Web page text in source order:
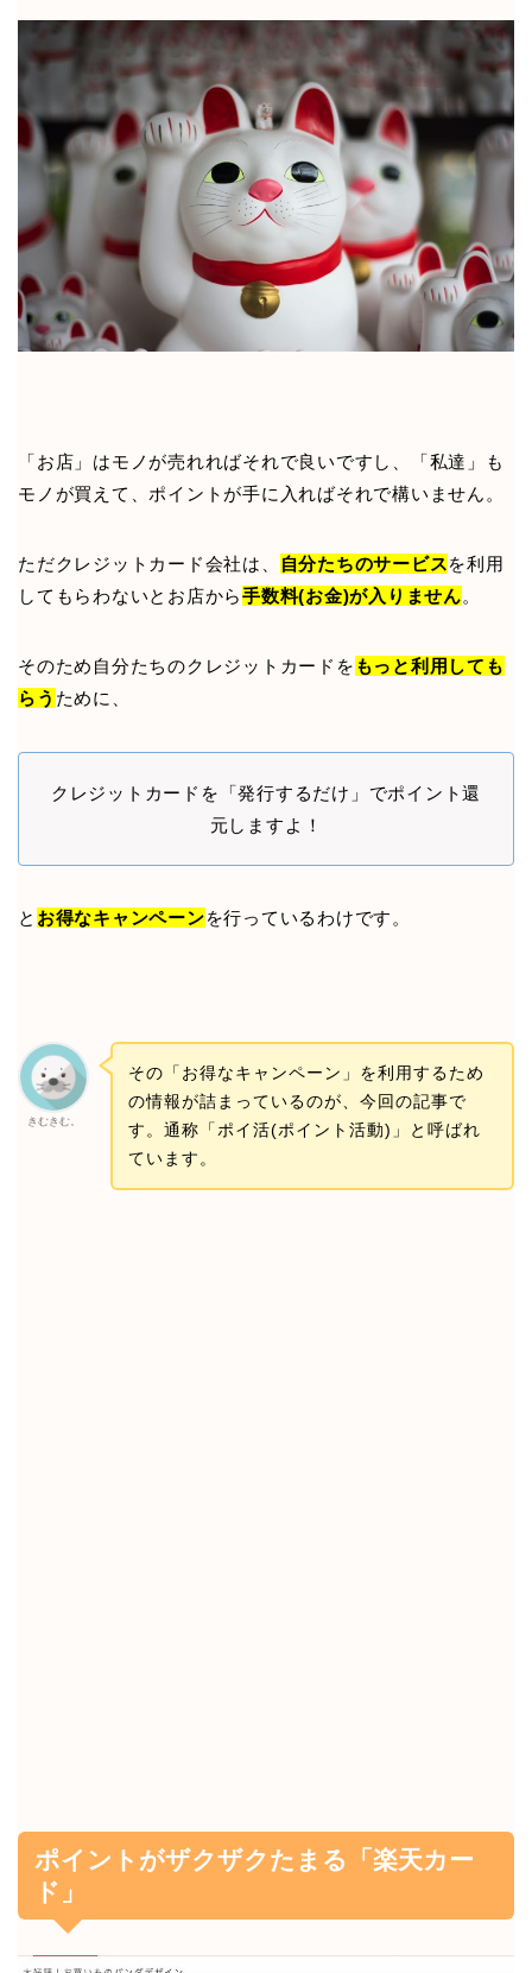
「お店」はモノが売れればそれで良いですし、「私達」も
モノが買えて、ポイントが手に入ればそれで構いません。
ただクレジットカード会社は、 自分たちのサービスを利用
してもらわないとお店から手数料(お金)が入りません。
そのため自分たちのクレジットカードを もっと利用しても
らう ために、
クレジットカードを「発行するだけ」でポイント還
元しますよ！
と お得なキャンペーンを行っているわけです。
きむきむ。
その「お得なキャンペーン」を利用するため
の情報が詰まっているのが、今回の記事で
す。通称「ポイ活(ポイント活動)」と呼ばれ
ています。
ポイントがザクザクたまる「楽天カー
ド」